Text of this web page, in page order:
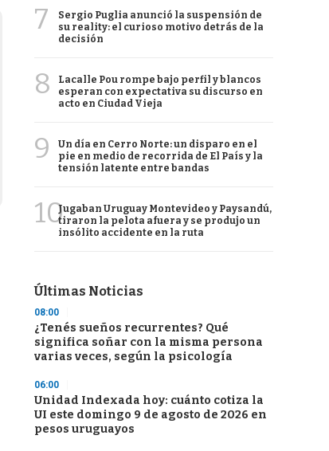
7
Sergio Puglia anunció la suspensión de
su reality: el curioso motivo detrás de la
decisión
8
Lacalle Pou rompe bajo perfil y blancos
esperan con expectativa su discurso en
acto en Ciudad Vieja
9
Un día en Cerro Norte: un disparo en el
pie en medio de recorrida de El País y la
tensión latente entre bandas
10Jugaban Uruguay Montevideo y Paysandú,
tiraron la pelota afuera y se produjo un
insólito accidente en la ruta
Últimas Noticias
08:00
¿Tenés sueños recurrentes? Qué
significa soñar con la misma persona
varias veces, según la psicología
06:00
Unidad Indexada hoy: cuánto cotiza la
UI este domingo 9 de agosto de 2026 en
pesos uruguayos